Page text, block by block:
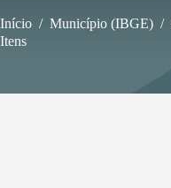
Início / Município (IBGE) /
Itens